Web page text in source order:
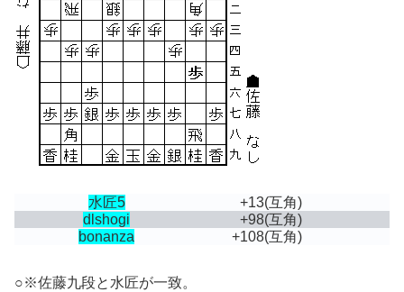
水匠5 +13(互角)
dlshogi
+98(互角)
bonanza
+108(互角)
○※佐藤九段と水匠が一致。